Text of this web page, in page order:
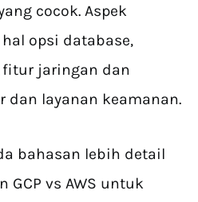
cocok. Aspek
opsi database,
jaringan dan
dan layanan keamanan.
bahasan lebih detail
GCP vs AWS untuk